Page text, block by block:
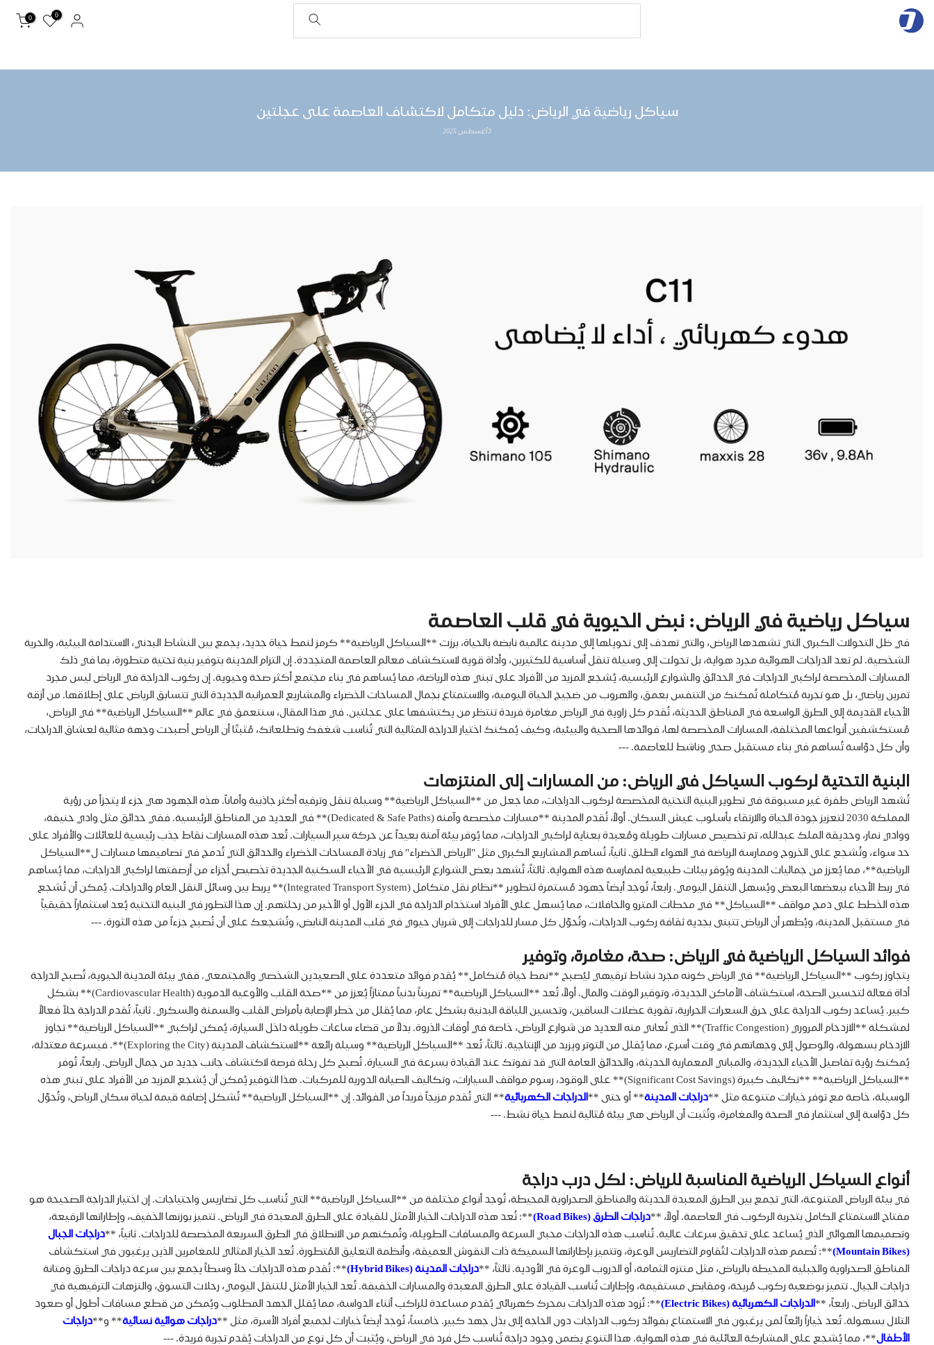
0
0
سياكل رياضية في الرياض: دليل متكامل لاكتشاف العاصمة على عجلتين
3 أغسطس 2025
سياكل رياضية في الرياض: نبض الحيوية في قلب العاصمة
في ظل التحولات الكبرى التي تشهدها الرياض، والتي تهدف إلى تحويلها إلى مدينة عالمية نابضة بالحياة، برزت **السياكل الرياضية** كرمز لنمط حياة جديد، يجمع بين النشاط البدني، الاستدامة البيئية، والحرية
الشخصية. لم تعد الدراجات الهوائية مجرد هواية، بل تحولت إلى وسيلة تنقل أساسية للكثيرين، وأداة قوية لاستكشاف معالم العاصمة المتجددة. إن التزام المدينة بتوفير بنية تحتية متطورة، بما في ذلك
المسارات المخصصة لراكبي الدراجات في الحدائق والشوارع الرئيسية، يُشجع المزيد من الأفراد على تبني هذه الرياضة، مما يُساهم في بناء مجتمع أكثر صحة وحيوية. إن ركوب الدراجة في الرياض ليس مجرد
تمرين رياضي، بل هو تجربة مُتكاملة تُمكنك من التنفس بعمق، والهروب من ضجيج الحياة اليومية، والاستمتاع بجمال المساحات الخضراء والمشاريع العمرانية الجديدة التي تتسابق الرياض على إطلاقها. من أزقة
الأحياء القديمة إلى الطرق الواسعة في المناطق الحديثة، تُقدم كل زاوية في الرياض مغامرة فريدة تنتظر من يكتشفها على عجلتين. في هذا المقال، سنتعمق في عالم **السياكل الرياضية** في الرياض،
مُستكشفين أنواعها المختلفة، المسارات المخصصة لها، فوائدها الصحية والبيئية، وكيف يُمكنك اختيار الدراجة المثالية التي تُناسب شغفك وتطلعاتك، مُثبتًا أن الرياض أصبحت وجهة مثالية لعشاق الدراجات،
وأن كل دوّاسة تُساهم في بناء مستقبل صحي وناشط للعاصمة. ---
البنية التحتية لركوب السياكل في الرياض: من المسارات إلى المنتزهات
تُشهد الرياض طفرة غير مسبوقة في تطوير البنية التحتية المخصصة لركوب الدراجات، مما جعل من **السياكل الرياضية** وسيلة تنقل وترفيه أكثر جاذبية وأماناً. هذه الجهود هي جزء لا يتجزأ من رؤية
المملكة 2030 لتعزيز جودة الحياة والارتقاء بأسلوب عيش السكان. أولاً، تُقدم المدينة **مسارات مخصصة وآمنة (Dedicated & Safe Paths)** في العديد من المناطق الرئيسية. ففي حدائق مثل وادي حنيفة،
ووادي نمار، وحديقة الملك عبدالله، تم تخصيص مسارات طويلة ومُعبدة بعناية لراكبي الدراجات، مما يُوفر بيئة آمنة بعيداً عن حركة سير السيارات. تُعد هذه المسارات نقاط جذب رئيسية للعائلات والأفراد على
حد سواء، وتُشجع على الخروج وممارسة الرياضة في الهواء الطلق. ثانياً، تُساهم المشاريع الكبرى مثل "الرياض الخضراء" في زيادة المساحات الخضراء والحدائق التي تُدمج في تصاميمها مسارات ل**السياكل
الرياضية**، مما يُعزز من جماليات المدينة ويُوفر بيئات طبيعية لممارسة هذه الهواية. ثالثاً، تُشهد بعض الشوارع الرئيسية في الأحياء السكنية الجديدة تخصيص أجزاء من أرصفتها لراكبي الدراجات، مما يُساهم
في ربط الأحياء ببعضها البعض ويُسهل التنقل اليومي. رابعاً، تُوجد أيضاً جهود مُستمرة لتطوير **نظام نقل متكامل (Integrated Transport System)** يربط بين وسائل النقل العام والدراجات. يُمكن أن تُشجع
هذه الخطط على دمج مواقف **السياكل** في محطات المترو والحافلات، مما يُسهل على الأفراد استخدام الدراجة في الجزء الأول أو الأخير من رحلتهم. إن هذا التطور في البنية التحتية يُعد استثماراً حقيقياً
في مستقبل المدينة، ويُظهر أن الرياض تتبنى بجدية ثقافة ركوب الدراجات، وتُحوّل كل مسار للدراجات إلى شريان حيوي في قلب المدينة النابض، وتُشجعك على أن تُصبح جزءاً من هذه الثورة. ---
فوائد السياكل الرياضية في الرياض: صحة، مغامرة، وتوفير
يتجاوز ركوب **السياكل الرياضية** في الرياض كونه مجرد نشاط ترفيهي ليُصبح **نمط حياة مُتكامل** يُقدم فوائد متعددة على الصعيدين الشخصي والمجتمعي. ففي بيئة المدينة الحيوية، تُصبح الدراجة
أداة فعالة لتحسين الصحة، استكشاف الأماكن الجديدة، وتوفير الوقت والمال. أولاً، تُعد **السياكل الرياضية** تمريناً بدنياً ممتازاً يُعزز من **صحة القلب والأوعية الدموية (Cardiovascular Health)** بشكل
كبير. يُساعد ركوب الدراجة على حرق السعرات الحرارية، تقوية عضلات الساقين، وتحسين اللياقة البدنية بشكل عام، مما يُقلل من خطر الإصابة بأمراض القلب والسمنة والسكري. ثانياً، تُقدم الدراجة حلاً فعالاً
لمشكلة **الازدحام المروري (Traffic Congestion)** الذي تُعاني منه العديد من شوارع الرياض، خاصة في أوقات الذروة. بدلاً من قضاء ساعات طويلة داخل السيارة، يُمكن لراكبي **السياكل الرياضية** تجاوز
الازدحام بسهولة، والوصول إلى وجهاتهم في وقت أسرع، مما يُقلل من التوتر ويزيد من الإنتاجية. ثالثاً، تُعد **السياكل الرياضية** وسيلة رائعة **لاستكشاف المدينة (Exploring the City)**. فبسرعة معتدلة،
يُمكنك رؤية تفاصيل الأحياء الجديدة، والمباني المعمارية الحديثة، والحدائق العامة التي قد تفوتك عند القيادة بسرعة في السيارة. تُصبح كل رحلة فرصة لاكتشاف جانب جديد من جمال الرياض. رابعاً، تُوفر
**السياكل الرياضية** **تكاليف كبيرة (Significant Cost Savings)** على الوقود، رسوم مواقف السيارات، وتكاليف الصيانة الدورية للمركبات. هذا التوفير يُمكن أن يُشجع المزيد من الأفراد على تبني هذه
الوسيلة، خاصة مع توفر خيارات متنوعة مثل **دراجات المدينة** أو حتى **الدراجات الكهربائية** التي تُقدم مزيجاً فريداً من الفوائد. إن **السياكل الرياضية** تُشكل إضافة قيمة لحياة سكان الرياض، وتُحوّل
كل دوّاسة إلى استثمار في الصحة والمغامرة، وتُثبت أن الرياض هي بيئة مُثالية لنمط حياة نشط. ---
أنواع السياكل الرياضية المناسبة للرياض: لكل درب دراجة
في بيئة الرياض المتنوعة، التي تجمع بين الطرق المعبدة الحديثة والمناطق الصحراوية المحيطة، تُوجد أنواع مختلفة من **السياكل الرياضية** التي تُناسب كل تضاريس واحتياجات. إن اختيار الدراجة الصحيحة هو
مفتاح الاستمتاع الكامل بتجربة الركوب في العاصمة. أولاً، **دراجات الطرق (Road Bikes)
**: تُعد هذه الدراجات الخيار الأمثل للقيادة على الطرق المعبدة في الرياض. تتميز بوزنها الخفيف، وإطاراتها الرفيعة،
وتصميمها الهوائي الذي يُساعد على تحقيق سرعات عالية. تُناسب هذه الدراجات محبي السرعة والمسافات الطويلة، وتُمكنهم من الانطلاق في الطرق السريعة المخصصة للدراجات. ثانياً، **دراجات الجبال
(Mountain Bikes)
**: تُصمم هذه الدراجات لتُقاوم التضاريس الوعرة، وتتميز بإطاراتها السميكة ذات النقوش العميقة، وأنظمة التعليق المُتطورة. تُعد الخيار المثالي للمغامرين الذين يرغبون في استكشاف
المناطق الصحراوية والجبلية المحيطة بالرياض، مثل منتزه الثمامة، أو الدروب الوعرة في الأودية. ثالثاً، **دراجات المدينة (Hybrid Bikes)
**: تُقدم هذه الدراجات حلاً وسطاً يجمع بين سرعة دراجات الطرق ومتانة
دراجات الجبال. تتميز بوضعية ركوب مُريحة، ومقابض مستقيمة، وإطارات تُناسب القيادة على الطرق المعبدة والمسارات الخفيفة. تُعد الخيار الأمثل للتنقل اليومي، رحلات التسوق، والنزهات الترفيهية في
حدائق الرياض. رابعاً، **الدراجات الكهربائية (Electric Bikes)
**: تُزود هذه الدراجات بمحرك كهربائي يُقدم مساعدة للراكب أثناء الدواسة، مما يُقلل الجهد المطلوب ويُمكن من قطع مسافات أطول أو صعود
التلال بسهولة. تُعد خياراً رائعاً لمن يرغبون في الاستمتاع بفوائد ركوب الدراجات دون الحاجة إلى بذل جهد كبير. خامساً، تُوجد أيضاً خيارات لجميع أفراد الأسرة، مثل **دراجات هوائية نسائية** و**دراجات
الأطفال**، مما يُشجع على المشاركة العائلية في هذه الهواية. هذا التنوع يضمن وجود دراجة تُناسب كل فرد في الرياض، ويُثبت أن كل نوع من الدراجات يُقدم تجربة فريدة. ---